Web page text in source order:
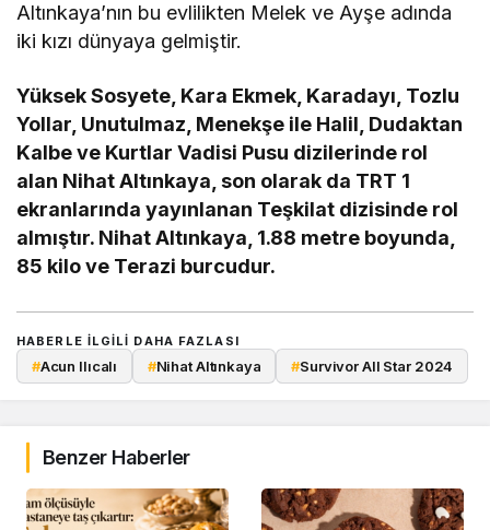
Altınkaya’nın bu evlilikten Melek ve Ayşe adında
iki kızı dünyaya gelmiştir.
Yüksek Sosyete, Kara Ekmek, Karadayı, Tozlu
Yollar, Unutulmaz, Menekşe ile Halil, Dudaktan
Kalbe ve Kurtlar Vadisi Pusu dizilerinde rol
alan Nihat Altınkaya, son olarak da TRT 1
ekranlarında yayınlanan Teşkilat dizisinde rol
almıştır. Nihat Altınkaya, 1.88 metre boyunda,
85 kilo ve Terazi burcudur.
HABERLE ILGILI DAHA FAZLASI
#Acun Ilıcalı #Nihat Altınkaya #Survivor All Star 2024
Benzer Haberler